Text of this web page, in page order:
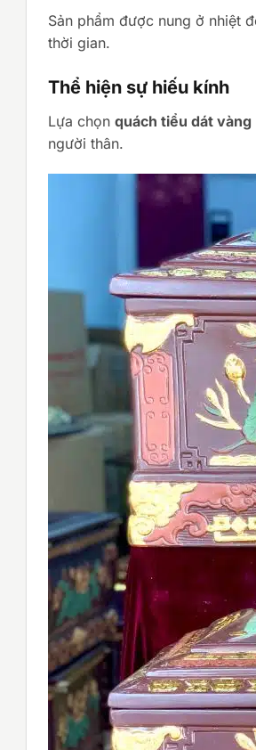
Sản phẩm được nung ở nhiệt
thời gian.
Thể hiện sự hiếu kính
Lựa chọn quách tiểu dát vàng
người thân.